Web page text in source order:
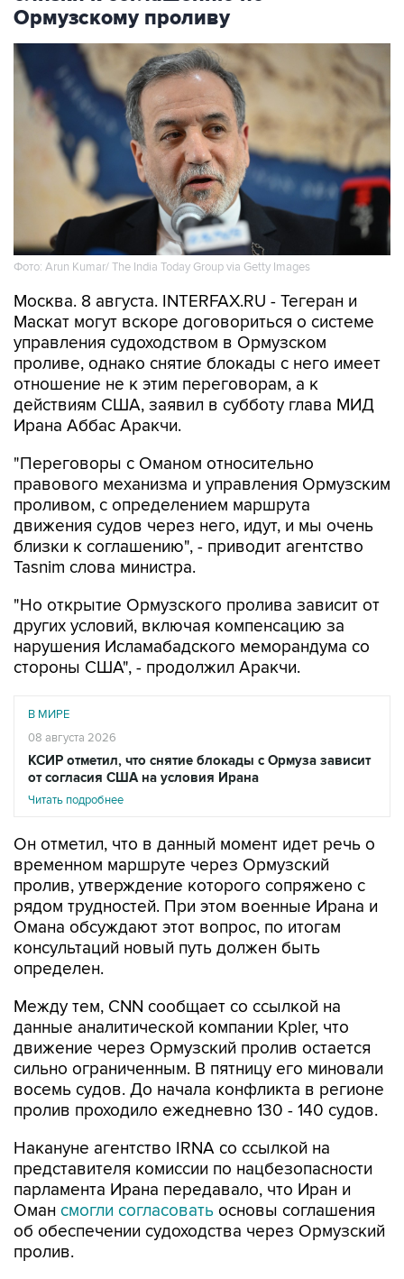
Ормузскому проливу
Фото: Arun Kumar/ The India Today Group via Getty Images
Москва. 8 августа. INTERFAX.RU - Тегеран и
Маскат могут вскоре договориться о системе
управления судоходством в Ормузском
проливе, однако снятие блокады с него имеет
отношение не к этим переговорам, а к
действиям США, заявил в субботу глава МИД
Ирана Аббас Аракчи.
"Переговоры с Оманом относительно
правового механизма и управления Ормузским
проливом, с определением маршрута
движения судов через него, идут, и мы очень
близки к соглашению", - приводит агентство
Tasnim слова министра.
"Но открытие Ормузского пролива зависит от
других условий, включая компенсацию за
нарушения Исламабадского меморандума со
стороны США", - продолжил Аракчи.
В МИРЕ
08 августа 2026
КСИР отметил, что снятие блокады с Ормуза зависит
от согласия США на условия Ирана
Читать подробнее
Он отметил, что в данный момент идет речь о
временном маршруте через Ормузский
пролив, утверждение которого сопряжено с
рядом трудностей. При этом военные Ирана и
Омана обсуждают этот вопрос, по итогам
консультаций новый путь должен быть
определен.
Между тем, CNN сообщает со ссылкой на
данные аналитической компании Kpler, что
движение через Ормузский пролив остается
сильно ограниченным. В пятницу его миновали
восемь судов. До начала конфликта в регионе
пролив проходило ежедневно 130 - 140 судов.
Накануне агентство IRNA со ссылкой на
представителя комиссии по нацбезопасности
парламента Ирана передавало, что Иран и
Оман смогли согласовать основы соглашения
об обеспечении судоходства через Ормузский
пролив.